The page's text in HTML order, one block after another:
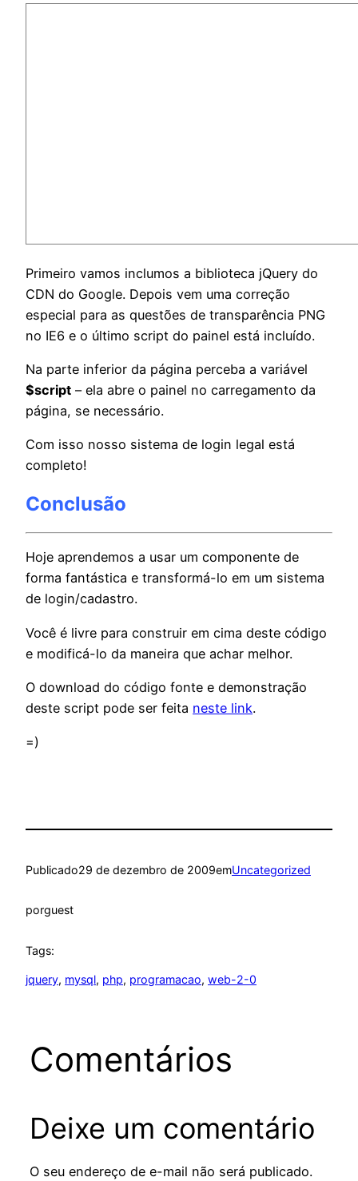
Primeiro vamos inclumos a biblioteca jQuery do
CDN do Google. Depois vem uma correção
especial para as questões de transparência PNG
no IE6 e o último script do painel está incluído.
Na parte inferior da página perceba a variável
$script – ela abre o painel no carregamento da
página, se necessário.
Com isso nosso sistema de login legal está
completo!
Conclusão
Hoje aprendemos a usar um componente de
forma fantástica e transformá-lo em um sistema
de login/cadastro.
Você é livre para construir em cima deste código
e modificá-lo da maneira que achar melhor.
O download do código fonte e demonstração
deste script pode ser feita neste link.
=)
Publicado29 de dezembro de 2009emUncategorized
porguest
Tags:
jquery, mysql, php, programacao, web-2-0
Comentários
Deixe um comentário
O seu endereço de e-mail não será publicado.